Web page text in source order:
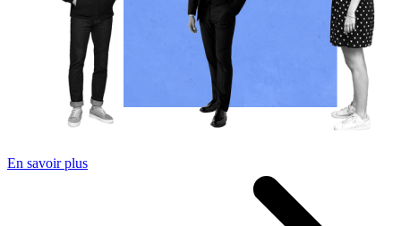
En savoir plus